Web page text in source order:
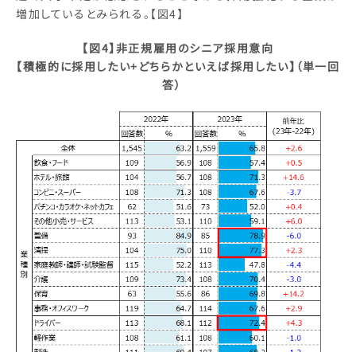
増加しているとみられる。【図4】
【図4】非正規雇用のシニア採用意向
【積極的に採用したい+ どちらかといえば採用したい】（単一回
答）